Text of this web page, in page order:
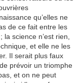
qu’elles ne
de ce fait entre les
science n’est rien,
et elle ne les
Il serait plus faux
prévoir un triomphe
et on ne peut